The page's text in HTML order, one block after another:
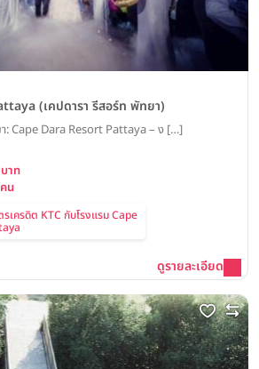
(เคปดารา รีสอร์ท พัทยา)
: Cape Dara Resort Pattaya – ง […]
าท
น
รเครดิต KTC กับโรงแรม Cape
ดูรายละเอียด